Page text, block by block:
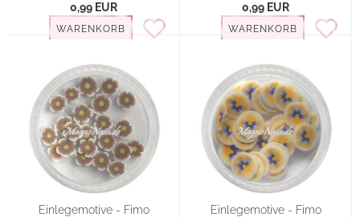
0,99 EUR
WARENKORB
0,99 EUR
WARENKORB
Einlegemotive - Fimo
Einlegemotive - Fimo